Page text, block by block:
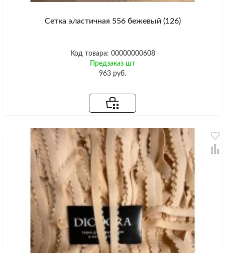
Сетка эластичная 556 бежевый (126)
Код товара: 00000000608
Предзаказ шт
963 руб.